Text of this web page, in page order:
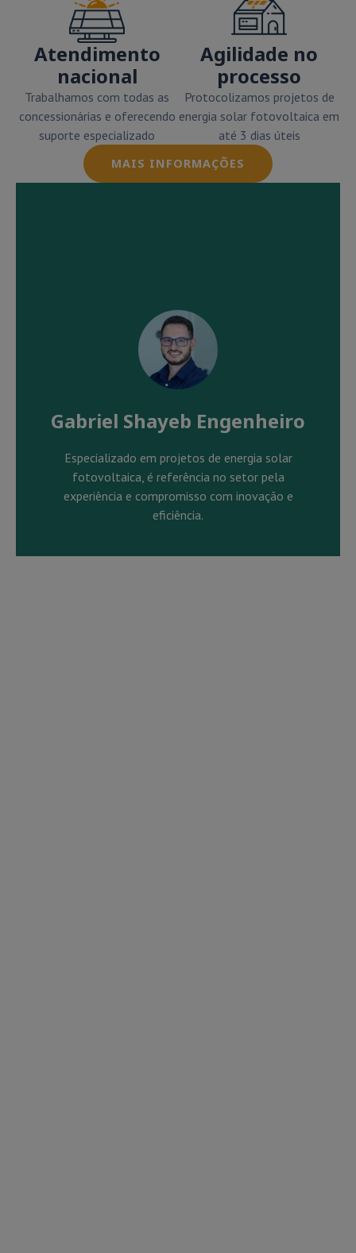
Atendimento
nacional
Trabalhamos com todas as
concessionárias e oferecendo
suporte especializado
Agilidade no
processo
Protocolizamos projetos de
energia solar fotovoltaica em
até 3 dias úteis
MAIS INFORMAÇÕES
Gabriel Shayeb Engenheiro
Especializado em projetos de energia solar
fotovoltaica, é referência no setor pela
experiência e compromisso com inovação e
eficiência.